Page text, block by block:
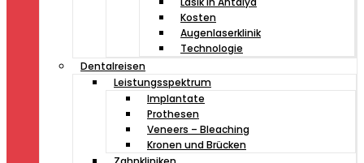
Kosten
Augenlaserklinik
Technologie
Dentalreisen
Leistungsspektrum
Implantate
Prothesen
Veneers – Bleaching
Kronen und Brücken